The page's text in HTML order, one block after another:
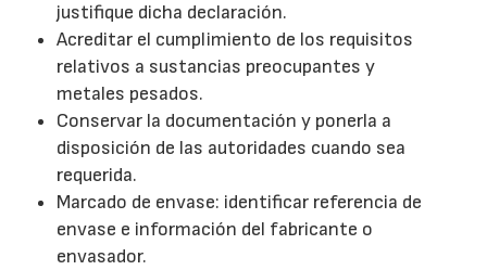
justifique dicha declaración.
Acreditar el cumplimiento de los requisitos
relativos a sustancias preocupantes y
metales pesados.
Conservar la documentación y ponerla a
disposición de las autoridades cuando sea
requerida.
Marcado de envase: identificar referencia de
envase e información del fabricante o
envasador.